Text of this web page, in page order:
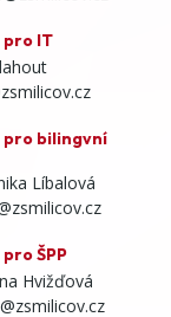
pro IT
pro bilingvní
Líbalová
ŠPP
Hvižďová